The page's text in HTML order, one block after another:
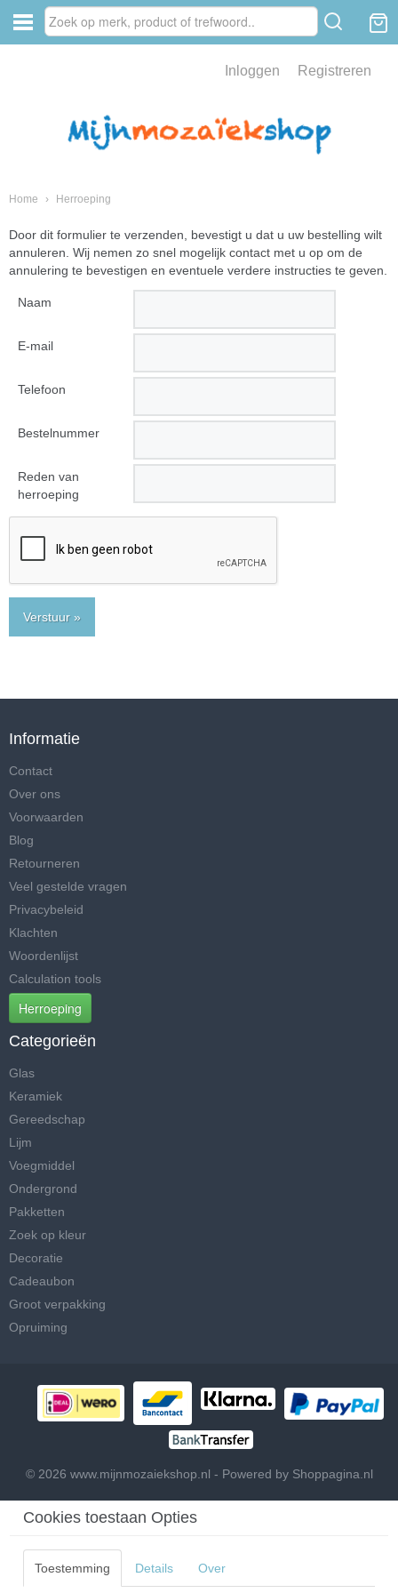
Inloggen Registreren
Home › Herroeping
Door dit formulier te verzenden, bevestigt u dat u uw bestelling wilt
annuleren. Wij nemen zo snel mogelijk contact met u op om de
annulering te bevestigen en eventuele verdere instructies te geven.
Naam
E-mail
Telefoon
Bestelnummer
Reden van
herroeping
Verstuur »
Informatie
Contact
Over ons
Voorwaarden
Blog
Retourneren
Veel gestelde vragen
Privacybeleid
Klachten
Woordenlijst
Calculation tools
Herroeping
Categorieën
Glas
Keramiek
Gereedschap
Lijm
Voegmiddel
Ondergrond
Pakketten
Zoek op kleur
Decoratie
Cadeaubon
Groot verpakking
Opruiming
© 2026 www.mijnmozaiekshop.nl - Powered by Shoppagina.nl
Cookies toestaan Opties
Toestemming Details Over